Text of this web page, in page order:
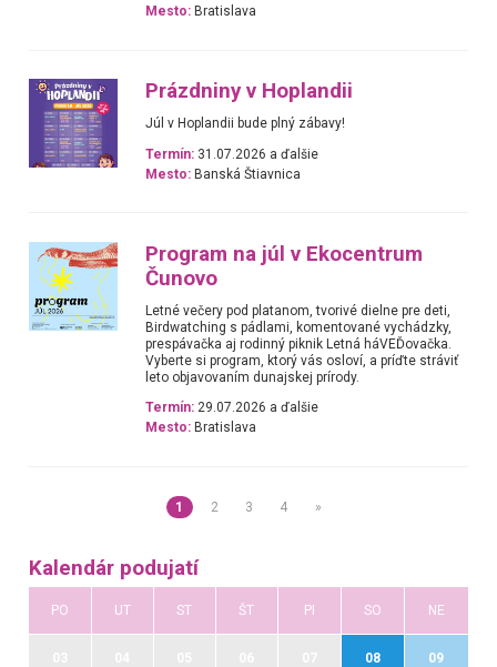
Mesto: Bratislava
Prázdniny v Hoplandii
Júl v Hoplandii bude plný zábavy!
Termín: 31.07.2026 a ďalšie
Mesto: Banská Štiavnica
Program na júl v Ekocentrum
Čunovo
Letné večery pod platanom, tvorivé dielne pre deti,
Birdwatching s pádlami, komentované vychádzky,
prespávačka aj rodinný piknik Letná háVEĎovačka.
Vyberte si program, ktorý vás osloví, a príďte stráviť
leto objavovaním dunajskej prírody.
Termín: 29.07.2026 a ďalšie
Mesto: Bratislava
1 2 3 4 »
Kalendár podujatí
PO UT ST ŠT PI SO NE
08 09